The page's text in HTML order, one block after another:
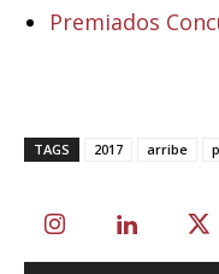
Premiados
TAGS 2017 arribe